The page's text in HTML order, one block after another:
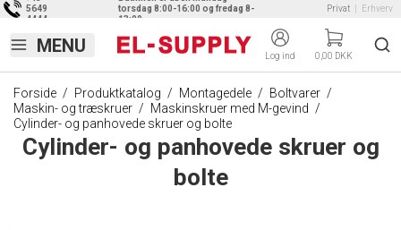
5649
4444
torsdag 8:00-16:00 og fredag 8-
13:00
Privat Erhverv
Log ind 0,00 DKK
Forside / Produktkatalog / Montagedele / Boltvarer /
Maskin- og træskruer / Maskinskruer med M-gevind /
Cylinder- og panhovede skruer og bolte
Cylinder- og panhovede skruer og
bolte